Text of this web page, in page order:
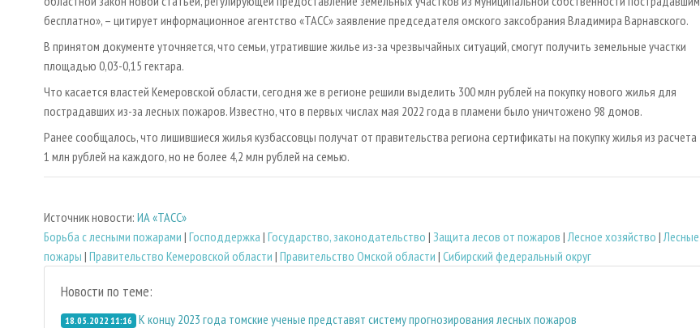
бесплатно», – цитирует информационное агентство «ТАСС» заявление председателя омского заксобрания Владимира Варнавского.
В принятом документе уточняется, что семьи, утратившие жилье из-за чрезвычайных ситуаций, смогут получить земельные участки
площадью 0,03-0,15 гектара.
Что касается властей Кемеровской области, сегодня же в регионе решили выделить 300 млн рублей на покупку нового жилья для
пострадавших из-за лесных пожаров. Известно, что в первых числах мая 2022 года в пламени было уничтожено 98 домов.
Ранее сообщалось, что лишившиеся жилья кузбассовцы получат от правительства региона сертификаты на покупку жилья из расчета
1 млн рублей на каждого, но не более 4,2 млн рублей на семью.
Источник новости: ИА «ТАСС»
Борьба с лесными пожарами | Господдержка | Государство, законодательство | Защита лесов от пожаров | Лесное хозяйство | Лесные
пожары | Правительство Кемеровской области | Правительство Омской области | Сибирский федеральный округ
Новости по теме:
18.05.2022 11:16 К концу 2023 года томские ученые представят систему прогнозирования лесных пожаров